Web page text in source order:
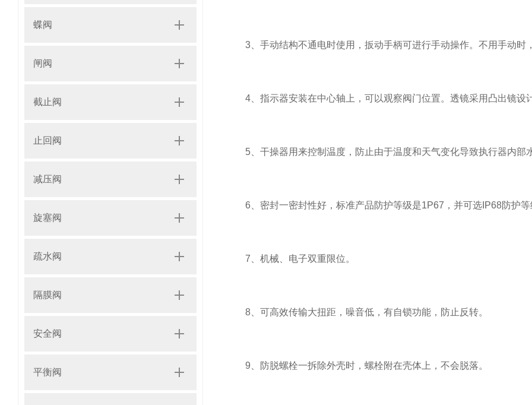
蝶阀
闸阀
截止阀
止回阀
减压阀
旋塞阀
疏水阀
隔膜阀
安全阀
平衡阀
3、手动结构不通电时使用，扳动手柄可进行手动操作。不用手动时
4、指示器安装在中心轴上，可以观察阀门位置。透镜采用凸出镜设
5、干操器用来控制温度，防止由于温度和天气变化导致执行器内部
6、密封一密封性好，标准产品防护等级是1P67，并可选IP68防护等
7、机械、电子双重限位。
8、可高效传输大扭距，噪音低，有自锁功能，防止反转。
9、防脱螺栓一拆除外壳时，螺栓附在壳体上，不会脱落。